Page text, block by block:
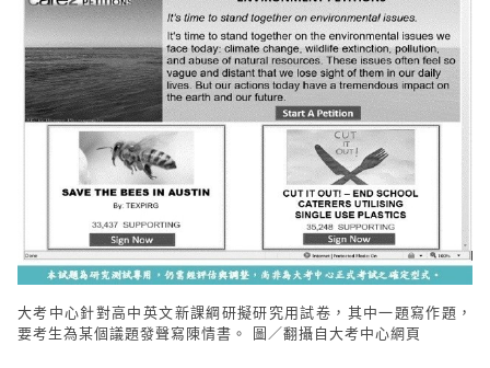
大考中心針對高中英文新課綱研擬研究用試卷，其中一題寫作題，
要考生為某個議題發聲寫陳情書。 圖／翻攝自大考中心網頁